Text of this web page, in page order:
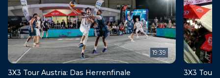
19:39
3X3 Tour Austria: Das Herrenfinale 3X3 Tour